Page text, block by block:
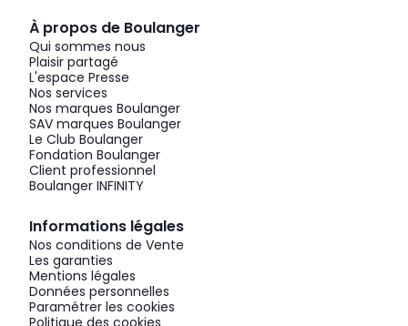
À propos de Boulanger
Qui sommes nous
Plaisir partagé
L'espace Presse
Nos services
Nos marques Boulanger
SAV marques Boulanger
Le Club Boulanger
Fondation Boulanger
Client professionnel
Boulanger INFINITY
Informations légales
Nos conditions de Vente
Les garanties
Mentions légales
Données personnelles
Paramétrer les cookies